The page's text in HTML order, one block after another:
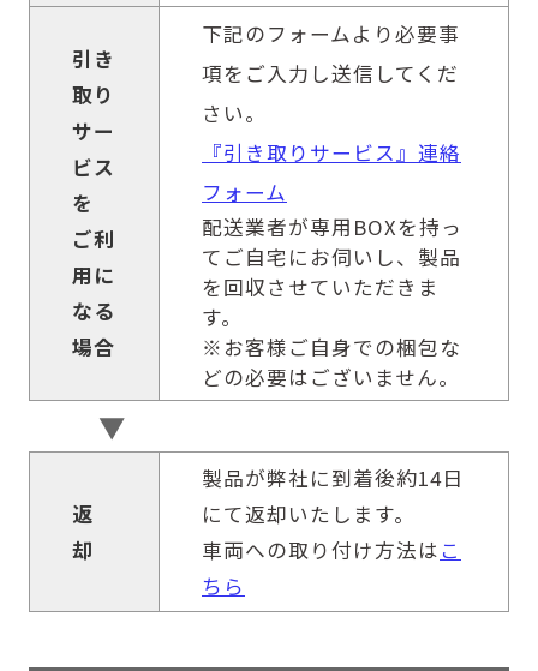
引き
取り
サー
ビス
を
ご利
用に
なる
場合
下記のフォームより必要事
項をご入力し送信してくだ
さい。
『引き取りサービス』連絡
フォーム
配送業者が専用BOXを持っ
てご自宅にお伺いし、製品
を回収させていただきま
す。
※お客様ご自身での梱包な
どの必要はございません。
▼
返
却
製品が弊社に到着後約14日
にて返却いたします。
車両への取り付け方法は こ
ちら